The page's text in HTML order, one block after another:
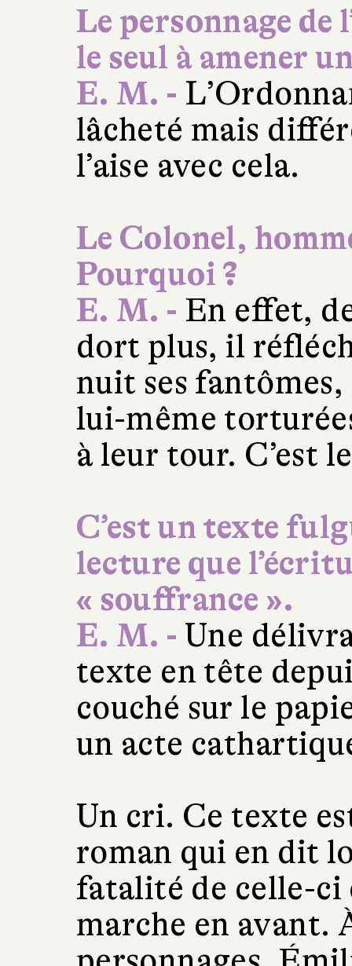
Le personnage de
le seul à amener
E. M. -
lâcheté mais
l’aise avec cela.
Le Colonel,
Pourquoi ?
E. M. - En effet,
dort plus, il
nuit ses fantômes,
lui-même
à leur tour. C’est
C’est un texte
lecture que
« souffrance ».
E. M. - Une
texte en tête
couché sur le
un acte
Un cri. Ce texte
roman qui en dit
fatalité de celle-ci
marche en avant.